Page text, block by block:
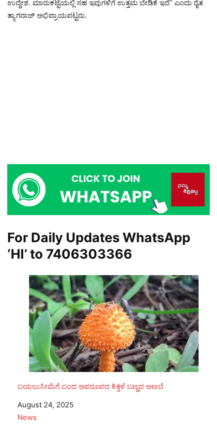
ಉದ್ದೇಶ. ಮಾರುಕಟ್ಟೆಯಲ್ಲಿ ಸಹ ಇವುಗಳಿಗೆ ಉತ್ತಮ ಬೇಡಿಕೆ ಇದೆ” ಎಂದು ರೈತ
ತ್ಯಾಗರಾಜ್ ಅಭಿಪ್ರಾಯಪಟ್ಟರು.
For Daily Updates WhatsApp
‘HI’ to 7406303366
ಬಯಲುಸೀಮೆಗೆ ಬಂದ ಅಪರೂಪದ ಕಿತ್ತಳೆ ಬಣ್ಣದ ಅಣಬೆ
Date
August 24, 2025
In relation to
News